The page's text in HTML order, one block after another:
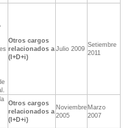
Otros cargos
relacionados a
(I+D+i)
Julio 2009
Setiembre
2011
Otros cargos
relacionados a
(I+D+i)
Noviembre
2005
Marzo
2007